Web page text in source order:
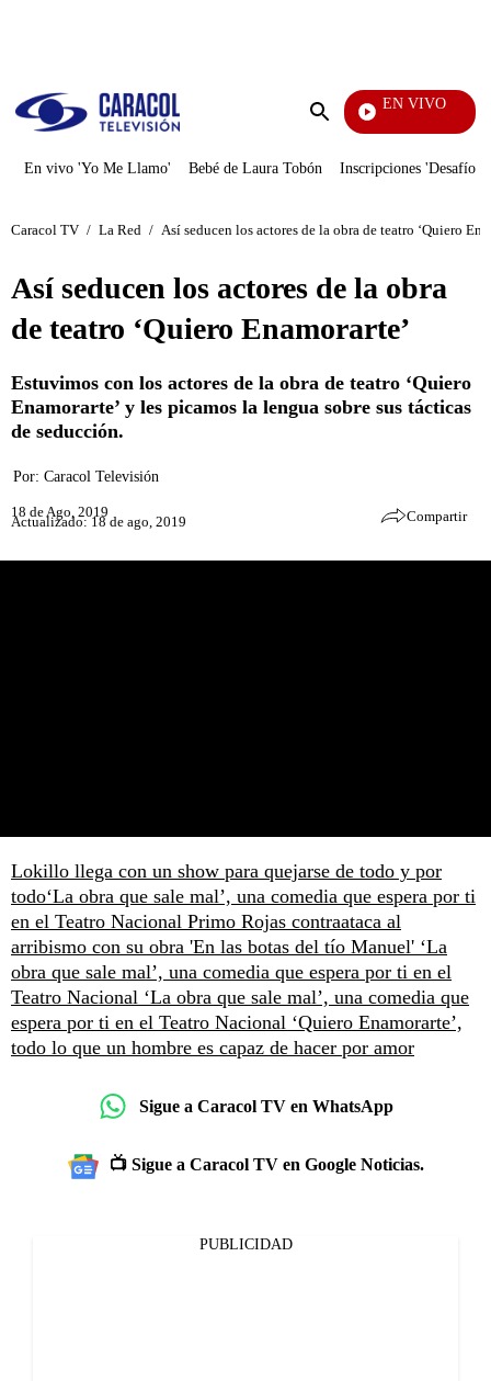
Enviar
EN VIVO
Vecinos
En vivo 'Yo Me Llamo' Bebé de Laura Tobón Inscripciones 'Desafío'
Caracol TV / La Red / Así seducen los actores de la obra de teatro ‘Quiero
Así seducen los actores de la obra
de teatro ‘Quiero Enamorarte’
Estuvimos con los actores de la obra de teatro ‘Quiero
Enamorarte’ y les picamos la lengua sobre sus tácticas
de seducción.
Por: Caracol Televisión
18 de Ago, 2019
Actualizado: 18 de ago, 2019 Compartir
Lokillo llega con un show para quejarse de todo y por
todo‘La obra que sale mal’, una comedia que espera por ti
en el Teatro Nacional Primo Rojas contraataca al
arribismo con su obra 'En las botas del tío Manuel' ‘La
obra que sale mal’, una comedia que espera por ti en el
Teatro Nacional ‘La obra que sale mal’, una comedia que
espera por ti en el Teatro Nacional ‘Quiero Enamorarte’,
todo lo que un hombre es capaz de hacer por amor
Sigue a Caracol TV en WhatsApp
📺 Sigue a Caracol TV en Google Noticias.
PUBLICIDAD